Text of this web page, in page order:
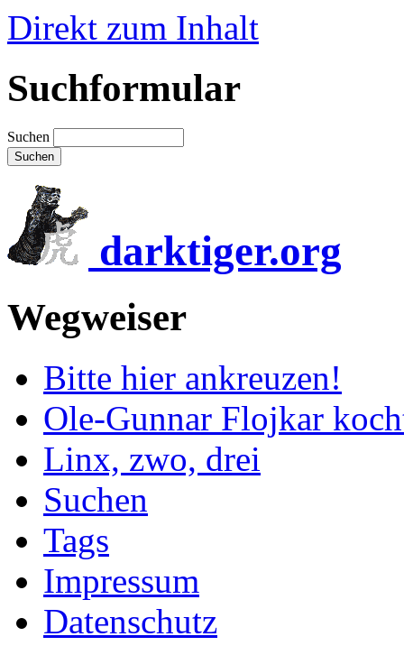
Direkt zum Inhalt
Suchformular
Suchen
darktiger.org
Wegweiser
Bitte hier ankreuzen!
Ole-Gunnar Flojkar
Linx, zwo, drei
Suchen
Tags
Impressum
Datenschutz